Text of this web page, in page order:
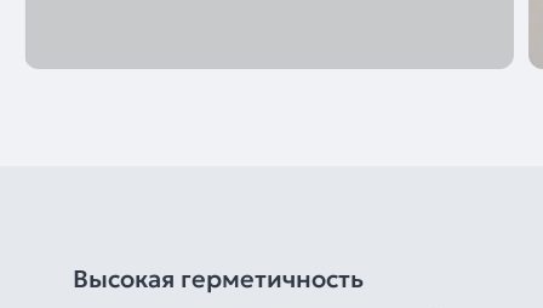
Высокая герметичность